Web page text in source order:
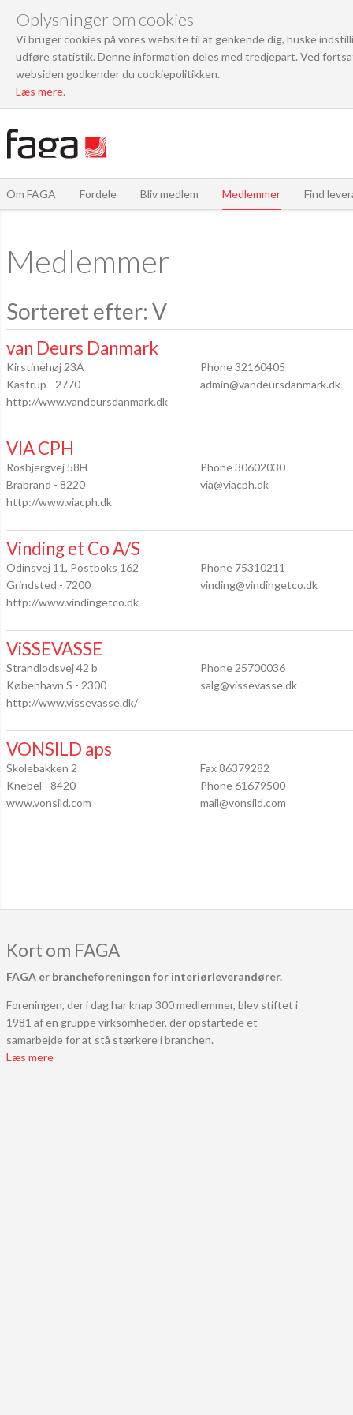
Oplysninger om cookies
Vi bruger cookies på vores website til at genkende dig, huske
udføre statistik. Denne information deles med tredjepart. Ved
websiden godkender du cookiepolitikken.
Læs mere.
Om FAGA Fordele Bliv medlem Medlemmer Find
Medlemmer
Sorteret efter: V
van Deurs Danmark
Kirstinehøj 23A
Kastrup - 2770
http://www.vandeursdanmark.dk
Phone 32160405
admin@vandeursdanmark.dk
VIA CPH
Rosbjergvej 58H
Brabrand - 8220
http://www.viacph.dk
Phone 30602030
via@viacph.dk
Vinding et Co A/S
Odinsvej 11, Postboks 162
Grindsted - 7200
http://www.vindingetco.dk
Phone 75310211
vinding@vindingetco.dk
ViSSEVASSE
Strandlodsvej 42 b
København S - 2300
http://www.vissevasse.dk/
Phone 25700036
salg@vissevasse.dk
VONSILD aps
Skolebakken 2
Knebel - 8420
www.vonsild.com
Fax 86379282
Phone 61679500
mail@vonsild.com
Kort om FAGA
FAGA er brancheforeningen for interiørleverandører.
Foreningen, der i dag har knap 300 medlemmer, blev stiftet i
1981 af en gruppe virksomheder, der opstartede et
samarbejde for at stå stærkere i branchen.
Læs mere